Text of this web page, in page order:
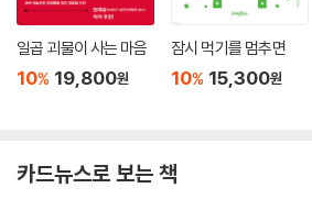
일곱 괴물이 사는 마음
10% 19,800원
잠시 먹기를 멈추면
10% 15,300원
카드뉴스로 보는 책